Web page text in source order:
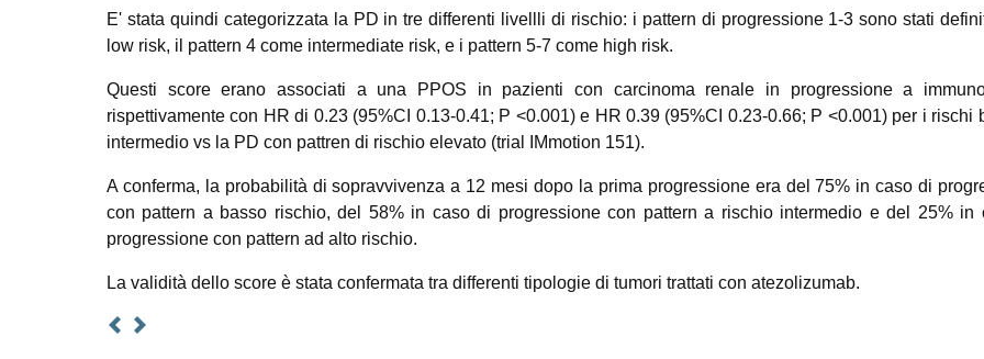
E' stata quindi categorizzata la PD in tre differenti livellli di rischio: i pattern di progressione 1-3 sono stati
low risk, il pattern 4 come intermediate risk, e i pattern 5-7 come high risk.
Questi score erano associati a una PPOS in pazienti con carcinoma renale in progressione a
rispettivamente con HR di 0.23 (95%CI 0.13-0.41; P <0.001) e HR 0.39 (95%CI 0.23-0.66; P <0.001) per i rischi
intermedio vs la PD con pattren di rischio elevato (trial IMmotion 151).
A conferma, la probabilità di sopravvivenza a 12 mesi dopo la prima progressione era del 75% in caso di
con pattern a basso rischio, del 58% in caso di progressione con pattern a rischio intermedio e del 25% in
progressione con pattern ad alto rischio.
La validità dello score è stata confermata tra differenti tipologie di tumori trattati con atezolizumab.